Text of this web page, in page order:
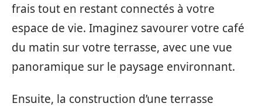
frais tout en restant connectés à votre
espace de vie. Imaginez savourer votre café
du matin sur votre terrasse, avec une vue
panoramique sur le paysage environnant.
Ensuite, la construction d’une terrasse